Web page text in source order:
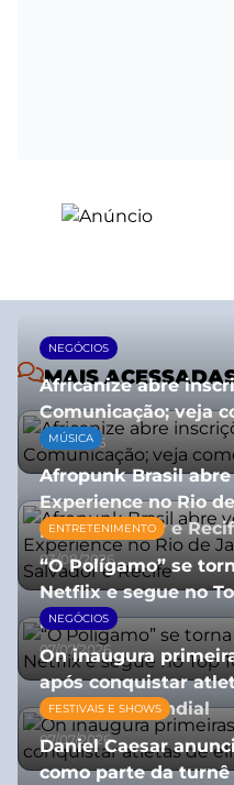
MAIS
NEGÓCIOS
Africanize abre
Comunicação; veja
13/01/2026
MÚSICA
Afropunk Brasil
Experience no Rio
para Salvador e
03/08/2026
ENTRETENIMENTO
“O Polígamo” se
Netflix e segue no
países
07/07/2026
NEGÓCIOS
On inaugura
após conquistar
atletismo mundial
07/07/2026
FESTIVAIS E SHOWS
Daniel Caesar
como parte da turnê